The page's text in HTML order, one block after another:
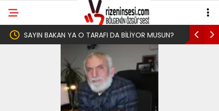
O TARAFI DA BİLİYOR MUSUN? Yeni Parti İktidar Yolculuğuna
Memleketi Rize’den Başladı